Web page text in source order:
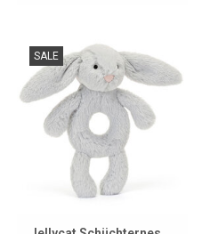
SALE